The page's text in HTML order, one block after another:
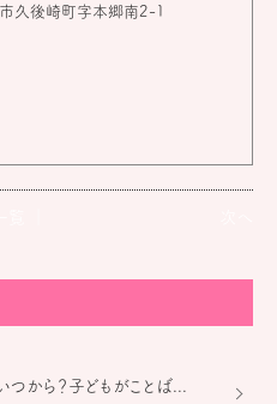
久後崎町字本郷南2-1
から？子どもがことば...